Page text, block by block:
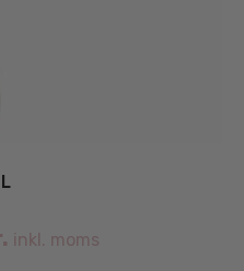
inkl. moms